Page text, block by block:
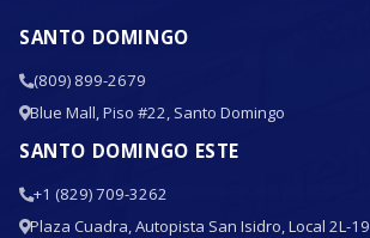
SANTO DOMINGO
(809) 899-2679
Blue Mall, Piso #22, Santo Domingo
SANTO DOMINGO ESTE
+1 (829) 709-3262
Plaza Cuadra, Autopista San Isidro, Local 2L-19